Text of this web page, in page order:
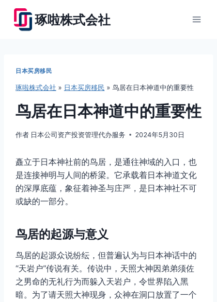
琢啦株式会社
日本买房移民
琢啦株式会社 » 日本买房移民 » 鸟居在日本神道中的重要性
鸟居在日本神道中的重要性
作者 日本公司资产投资管理代办服务 2024年5月30日
矗立于日本神社前的鸟居，是通往神域的入口，也
是连接神明与人间的桥梁。它承载着日本神道文化
的深厚底蕴，象征着神圣与庄严，是日本神社不可
或缺的一部分。
鸟居的起源与意义
鸟居的起源众说纷纭，但普遍认为与日本神话中的
“天岩户”传说有关。传说中，天照大神因弟弟须佐
之男命的无礼行为而躲入天岩户，令世界陷入黑
暗。为了请天照大神现身，众神在洞口放置了一个